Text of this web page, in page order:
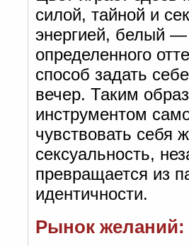
силой, тайной и
энергией, белый
определенного
способ задать
вечер. Таким
инструментом
чувствовать себя
сексуальность,
превращается из
идентичности.
Рынок